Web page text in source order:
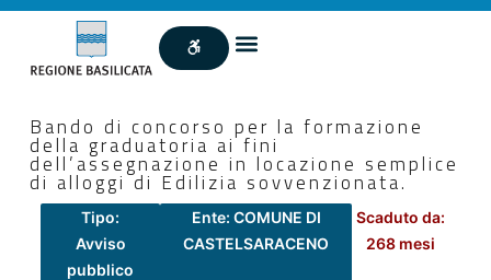
Bando di concorso per la formazione
della graduatoria ai fini
dell’assegnazione in locazione semplice
di alloggi di Edilizia sovvenzionata.
Tipo:
Avviso
pubblico
Ente: COMUNE DI
CASTELSARACENO
Scaduto da:
268 mesi